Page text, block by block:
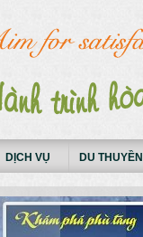
DỊCH VỤ DU THUYỀN